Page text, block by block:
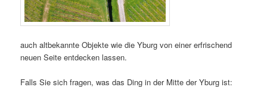
auch altbekannte Objekte wie die Yburg von einer erfrischend
neuen Seite entdecken lassen.
Falls Sie sich fragen, was das Ding in der Mitte der Yburg ist: